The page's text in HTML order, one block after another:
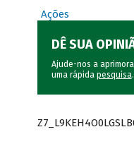
Ações
DÊ SUA
Ajude-nos a
uma rápida pesquisa.